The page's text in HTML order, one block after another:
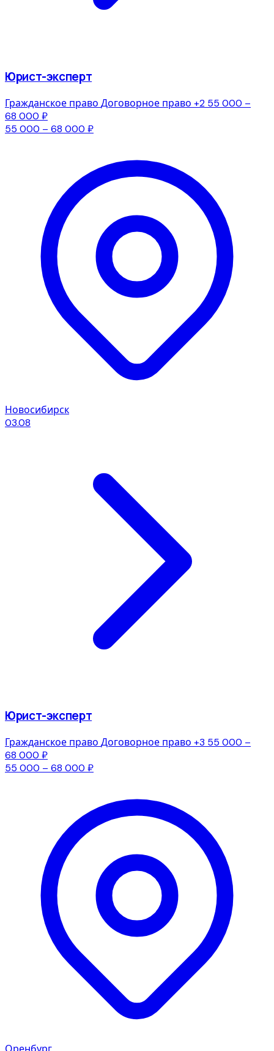
Юрист-эксперт
Гражданское право Договорное право +2 55 000 –
68 000 ₽
55 000 – 68 000 ₽
Новосибирск
03.08
Юрист-эксперт
Гражданское право Договорное право +3 55 000 –
68 000 ₽
55 000 – 68 000 ₽